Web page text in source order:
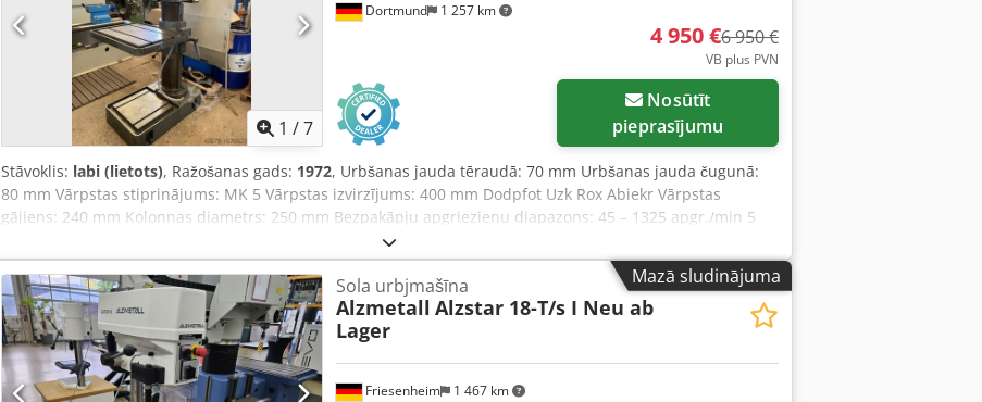
1 /7
Dortmund 1 257 km
4 950 €6 950 €
VB plus PVN
pieprasījumu
Stāvoklis: labi (lietots), Ražošanas gads: 1972, Urbšanas jauda tēraudā: 70 mm Urbšanas jauda čugunā:
80 mm Vārpstas stiprinājums: MK 5 Vārpstas izvirzījums: 400 mm Dodpfot Uzk Rox Abiekr Vārpstas
gājiens: 240 mm Kolonnas diametrs: 250 mm Bezpakāpju apgriezienu diapazons: 45 – 1325 apgr./min 5
padeves ātrumi: 0,1; 0,14; 0,2; 0,28; 0,4 mm/apgr. Galda izmērs: 880 x 660 mm Dzinēja jauda: 3 kW Izmēri
(G x P x A): 880 x 1200 x 2500 mm Iekārtas svars: 1400 kg Piederumi / īpašas iezīmes: • Bezpakāpju
apgriezienu regulēšana ar PIV transmisiju un priekšpiedziņu • Liels uzstādīšanas galds 880 x 660 mm •
Padeve ar krusta sviru • Liela urbšanas dziļuma iestatīšana ar fiksācijas atduri 240 mm • Grozāms galds •
Avārijas izslēgšanas slēdzis • Dzesēšanas šķidruma sistēma Siegfried Volz Werkzeugmaschinen
Rüschebrinkstr. 151-153 DE - 44143 Dortmund - Wambel
Mazā sludinājuma
Friesenheim 1 467 km
Sola urbjmašīna
Alzmetall Alzstar 18-T/s I Neu ab
Lager